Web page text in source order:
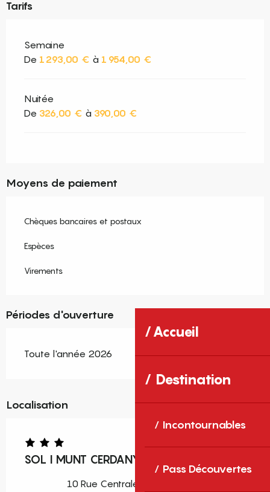
Accueil
Destination
Incontournables
Pass Découvertes
Tarifs
Semaine
De 1 293,00 € à 1 954,00 €
Nuitée
De 326,00 € à 390,00 €
Moyens de paiement
Chèques bancaires et postaux
Espèces
Virements
Périodes d'ouverture
Toute l'année 2026
Localisation
SOL I MUNT CERDANYA
10 Rue Centrale, 66760 Enveitg